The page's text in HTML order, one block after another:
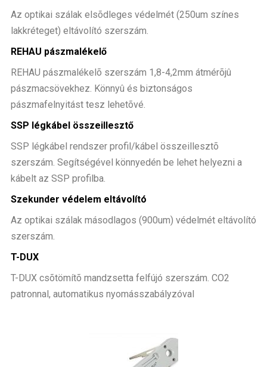
Az optikai szálak elsõdleges védelmét (250um színes
lakkréteget) eltávolító szerszám.
REHAU pászmalékelő
REHAU pászmalékelõ szerszám 1,8-4,2mm átmérõjû
pászmacsövekhez. Könnyû és biztonságos
pászmafelnyitást tesz lehetõvé.
SSP légkábel összeillesztő
SSP légkábel rendszer profil/kábel összeillesztõ
szerszám. Segítségével könnyedén be lehet helyezni a
kábelt az SSP profilba.
Szekunder védelem eltávolító
Az optikai szálak másodlagos (900um) védelmét eltávolító
szerszám.
T-DUX
T-DUX csõtömítõ mandzsetta felfújó szerszám. CO2
patronnal, automatikus nyomásszabályzóval